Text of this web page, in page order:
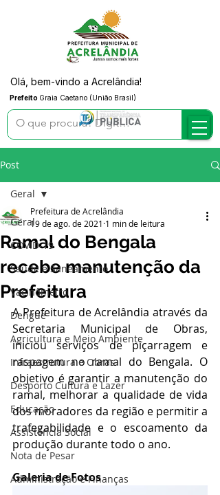
Prefeito Graia Caetano (União Brasil)
Olá, bem-vindo a Acrelândia!
Post
Geral
COVID-19
Saúde e Saneamento
Vacinômetro
Dengue
Agricultura e Meio Ambiente
Infraestrutura e Obras
Desporto Cultura e Lazer
Educação
Assistência Social
Nota de Pesar
Administração e Finanças
Geral
Ramal do Bengala
recebe manutenção da
Prefeitura
Prefeitura de Acrelândia
19 de ago. de 2021 1 min de leitura
A Prefeitura de Acrelândia através da
Secretaria Municipal de Obras,
iniciou serviços de piçarragem e
raspagem no ramal do Bengala. O
objetivo é garantir a manutenção do
ramal, melhorar a qualidade de vida
dos moradores da região e permitir a
trafegabilidade e o escoamento da
produção durante todo o ano.
Galeria de Fotos